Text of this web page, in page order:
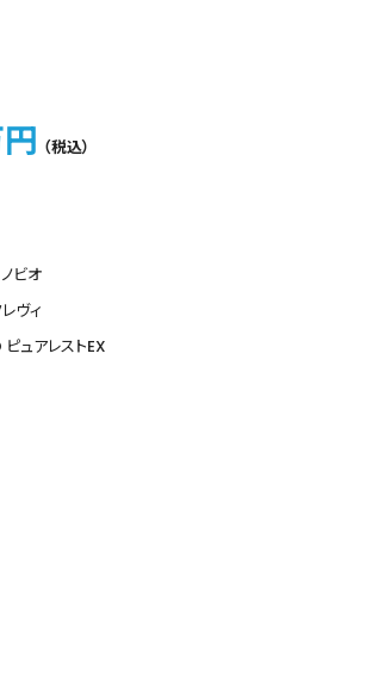
（税込）
ビオ
ヴィ
ピュアレストEX